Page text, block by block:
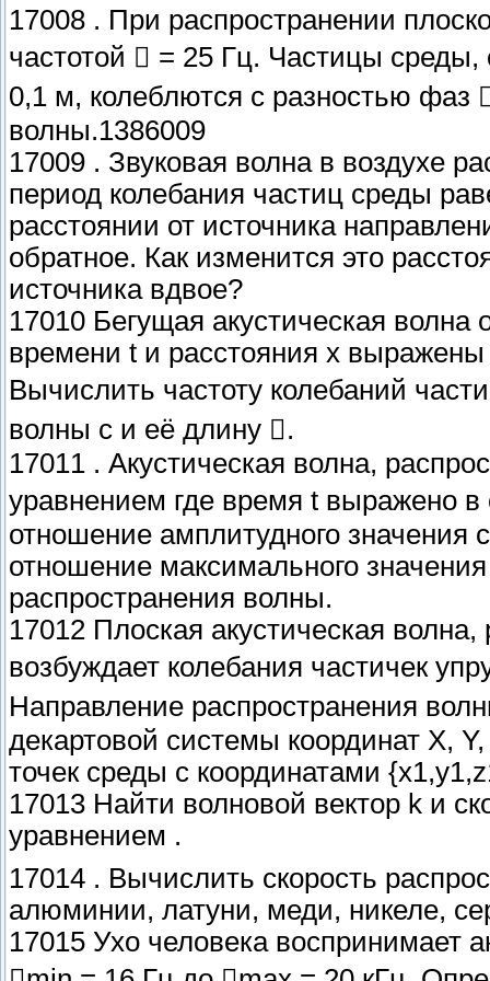
17008 . При распространении
частотой  = 25 Гц. Частицы среды,
0,1 м, колеблются с разностью фаз
волны.1386009
17009 . Звуковая волна в воздухе
период колебания частиц среды
расстоянии от источника
обратное. Как изменится это
источника вдвое?
17010 Бегущая акустическая
времени t и расстояния х выражены
Вычислить частоту колебаний
волны с и её длину .
17011 . Акустическая волна,
уравнением где время t выражено в
отношение амплитудного
отношение максимального
распространения волны.
17012 Плоская акустическая
возбуждает колебания частичек
Направление распространения
декартовой системы координат X,
точек среды с координатами
17013 Найти волновой вектор k и
уравнением .
17014 . Вычислить скорость
алюминии, латуни, меди, никеле,
17015 Ухо человека воспринимает